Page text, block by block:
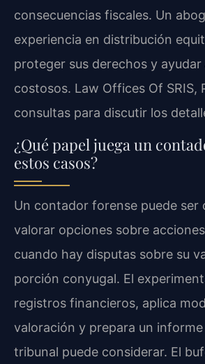
consecuencias fiscales. Un
experiencia en distribución
proteger sus derechos y
costosos. Law Offices Of SRIS,
consultas para discutir los
¿Qué papel juega un
estos casos?
Un contador forense puede ser
valorar opciones sobre
cuando hay disputas sobre su
porción conyugal. El
registros financieros, aplica
valoración y prepara un informe
tribunal puede considerar. El